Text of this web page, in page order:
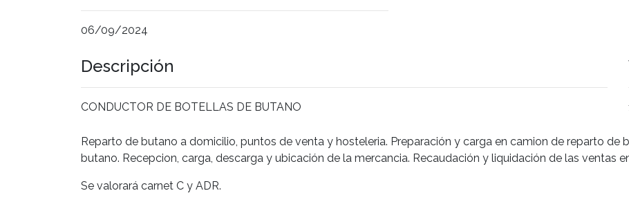
06/09/2024
Descripción
CONDUCTOR DE BOTELLAS DE BUTANO
Reparto de butano a domicilio, puntos de venta y hosteleria. Preparación y carga en camion de reparto de
butano. Recepcion, carga, descarga y ubicación de la mercancia. Recaudación y liquidación de las ventas
Se valorará carnet C y ADR.